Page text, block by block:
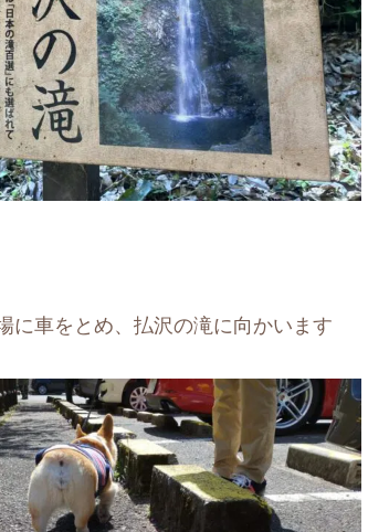
に車をとめ、払沢の滝に向かいます